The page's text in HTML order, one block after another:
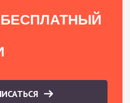
БЕСПЛАТНЫЙ